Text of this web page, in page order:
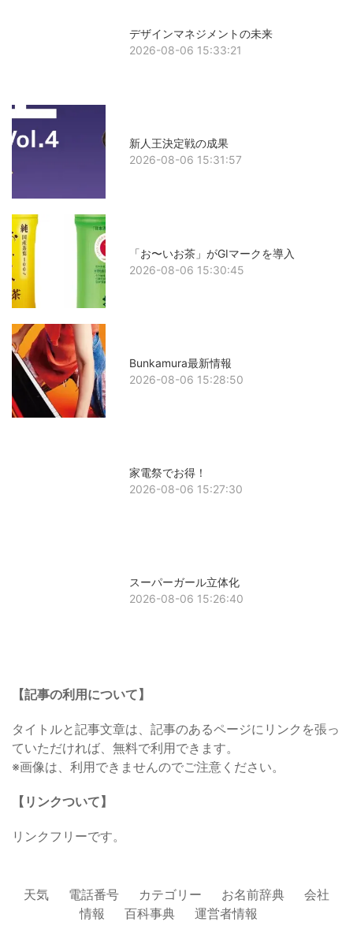
デザインマネジメントの未来
2026-08-06 15:33:21
新人王決定戦の成果
2026-08-06 15:31:57
「お〜いお茶」がGIマークを導入
2026-08-06 15:30:45
Bunkamura最新情報
2026-08-06 15:28:50
家電祭でお得！
2026-08-06 15:27:30
スーパーガール立体化
2026-08-06 15:26:40
【記事の利用について】
タイトルと記事文章は、記事のあるページにリンクを張っ
ていただければ、無料で利用できます。
※画像は、利用できませんのでご注意ください。
【リンクついて】
リンクフリーです。
天気 電話番号 カテゴリー お名前辞典
会社
情報
百科事典 運営者情報